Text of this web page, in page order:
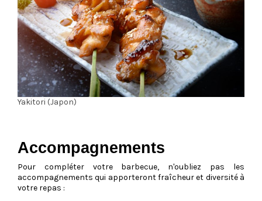
Yakitori (Japon)
Accompagnements
Pour compléter votre barbecue, n'oubliez pas les
accompagnements qui apporteront fraîcheur et diversité à
votre repas :